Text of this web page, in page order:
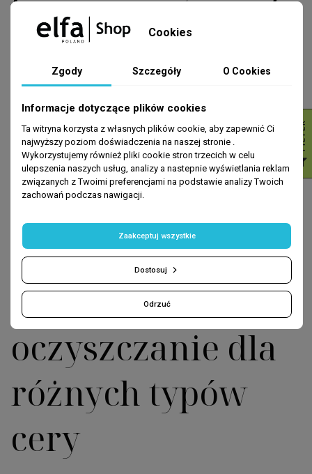
Peeling kwasowy
to propozycja dla osób zmagających się z
nadprodukcjąsebum
, rozszerzonymi porami i nierówną teksturą.
redukuje widoczność zanieczyszczeń i wspiera oczyszczanie.
Kwas glikolowy, należący do
oczyszczenie . Z koleikwas mlekowyłączy działanie
regenerację skóryi jej elastyczność. Peelingi chemiczne
stosowane regularnie poprawiająkoloryt skóry, zmniejszają
widoczność przebarwień oraz pomagająspłycać zmarszczki
daje długotrwały efekt gładkości i świeżości.
Peelingi
mechaniczne –
intensywne
oczyszczanie dla
różnych typów
cery
Cookies
Zgody Szczegóły O Cookies
Informacje dotyczące plików cookies
Ta witryna korzysta z własnych plików cookie, aby zapewnić Ci
najwyższy poziom doświadczenia na naszej stronie .
Wykorzystujemy również pliki cookie stron trzecich w celu
ulepszenia naszych usług, analizy a nastepnie wyświetlania reklam
związanych z Twoimi preferencjami na podstawie analizy Twoich
zachowań podczas nawigacji.
Odrzuć
Dostosuj
Zaakceptuj wszystkie
R